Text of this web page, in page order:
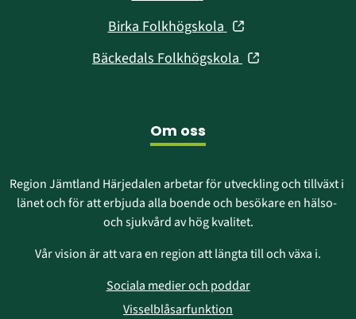
nytt
fönster)
Birka Folkhögskola (öppnas
nytt
Bäckedals Folkhögskola (öppnas
Om oss
Region Jämtland Härjedalen arbetar för utveckling och tillväxt i
länet och för att erbjuda alla boende och besökare en hälso-
och sjukvård av hög kvalitet.
Vår vision är att vara en region att längta till och växa i.
Sociala medier och poddar
Visselblåsarfunktion